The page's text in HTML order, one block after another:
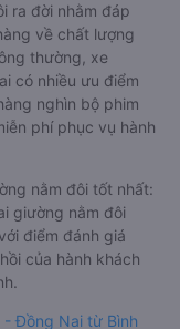
ra đời nhằm đáp
về chất lượng
thường, xe
có nhiều ưu điểm
nghìn bộ phim
phí phục vụ hành
nằm đôi tốt nhất:
giường nằm đôi
điểm đánh giá
của hành khách
- Đồng Nai từ Bình